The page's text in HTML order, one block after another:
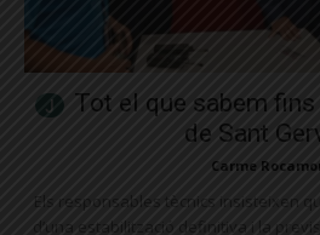
Tot el que sabem fins
de Sant
Carme
Els responsables tècnics insisteixen
d’una estabilització definitiva i la